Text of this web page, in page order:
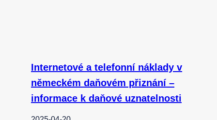
Internetové a telefonní náklady v
německém daňovém přiznání –
informace k daňové uznatelnosti